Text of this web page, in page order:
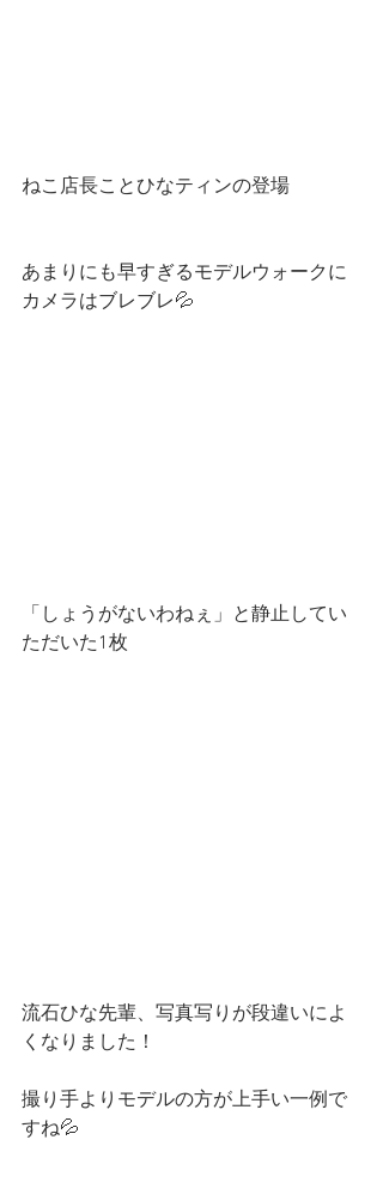
ねこ店長ことひなティンの登場
あまりにも早すぎるモデルウォークに
カメラはブレブレ💦
「しょうがないわねぇ」と静止してい
ただいた1枚
流石ひな先輩、写真写りが段違いによ
くなりました！
撮り手よりモデルの方が上手い一例で
すね💦